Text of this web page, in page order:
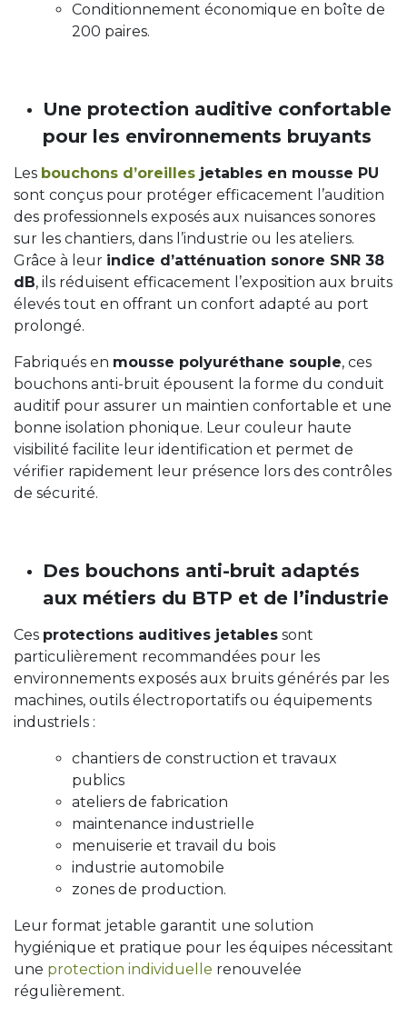
Conditionnement économique en boîte de
200 paires.
Une protection auditive confortable
pour les environnements bruyants
Les bouchons d’oreilles jetables en mousse PU
sont conçus pour protéger efficacement l’audition
des professionnels exposés aux nuisances sonores
sur les chantiers, dans l’industrie ou les ateliers.
Grâce à leur indice d’atténuation sonore SNR 38
dB, ils réduisent efficacement l’exposition aux bruits
élevés tout en offrant un confort adapté au port
prolongé.
Fabriqués en mousse polyuréthane souple, ces
bouchons anti-bruit épousent la forme du conduit
auditif pour assurer un maintien confortable et une
bonne isolation phonique. Leur couleur haute
visibilité facilite leur identification et permet de
vérifier rapidement leur présence lors des contrôles
de sécurité.
Des bouchons anti-bruit adaptés
aux métiers du BTP et de l’industrie
Ces protections auditives jetables sont
particulièrement recommandées pour les
environnements exposés aux bruits générés par les
machines, outils électroportatifs ou équipements
industriels :
chantiers de construction et travaux
publics
ateliers de fabrication
maintenance industrielle
menuiserie et travail du bois
industrie automobile
zones de production.
Leur format jetable garantit une solution
hygiénique et pratique pour les équipes nécessitant
une protection individuelle renouvelée
régulièrement.